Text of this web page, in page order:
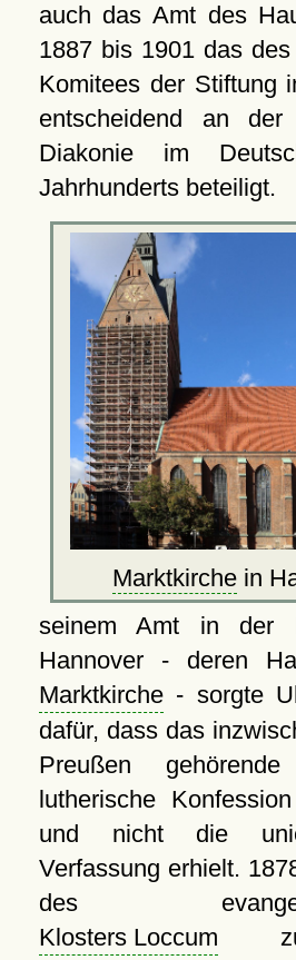
auch das Amt des
1887 bis 1901 das
Komitees der Stiftung
entscheidend an
Diakonie im
Jahrhunderts beteiligt.
Marktkirche in
seinem Amt in der
Hannover - deren
Marktkirche- sorgte
dafür, dass das
Preußen
lutherische
und nicht die
Verfassung erhielt.
des
Klosters Loccum